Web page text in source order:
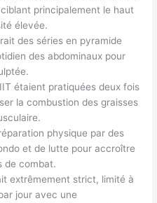
principalement le haut
élevée.
des séries en pyramide
des abdominaux pour
étaient pratiquées deux fois
la combustion des graisses
physique par des
et de lutte pour accroître
de combat.
extrêmement strict, limité à
jour avec une